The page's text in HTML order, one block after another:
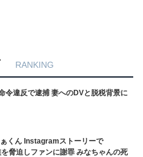
RANKING
令違反で逮捕 妻へのDVと脱税背景に
くん Instagramストーリーで
脅迫しファンに謝罪 みなちゃんの死